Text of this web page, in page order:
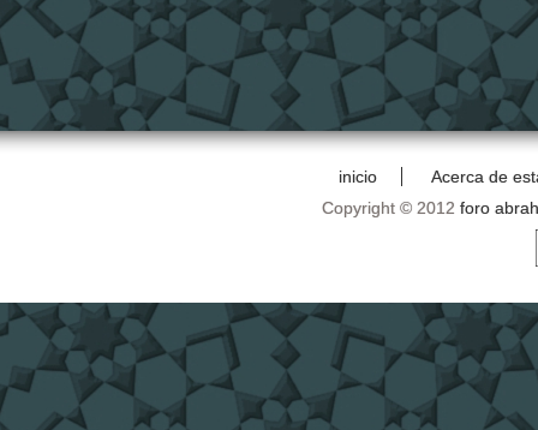
inicio
Acerca de
Copyright © 2012 foro